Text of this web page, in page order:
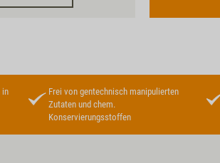
in
Frei von gentechnisch manipulierten
Zutaten und chem.
Konservierungsstoffen